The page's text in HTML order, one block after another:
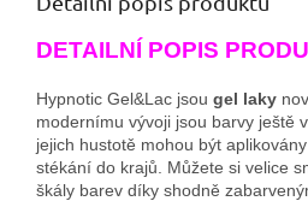
DETAILNÍ POPIS
Hypnotic Gel&Lac jsou gel laky
modernímu vývoji jsou barvy ještě
jejich hustotě mohou být
stékání do krajů. Můžete si velice
škály barev díky shodně